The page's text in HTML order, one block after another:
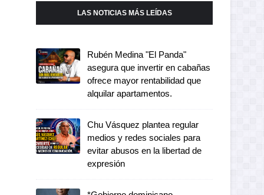
LAS NOTICIAS MÁS LEÍDAS
Rubén Medina "El Panda"
asegura que invertir en cabañas
ofrece mayor rentabilidad que
alquilar apartamentos.
Chu Vásquez plantea regular
medios y redes sociales para
evitar abusos en la libertad de
expresión